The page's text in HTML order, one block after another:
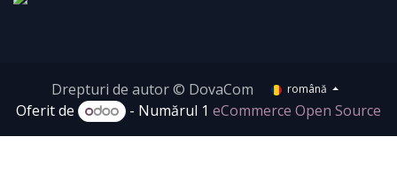
Drepturi de autor © DovaCom română
Oferit de - Numărul 1eCommerce Open Source